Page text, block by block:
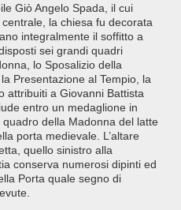
Giò Angelo Spada, il cui
la chiesa fu decorata
integralmente il soffitto a
sei grandi quadri
lo Sposalizio della
Presentazione al Tempio, la
attribuiti a Giovanni Battista
entro un medaglione in
della Madonna del latte
porta medievale. L’altare
quello sinistro alla
conserva numerosi dipinti ed
Porta quale segno di